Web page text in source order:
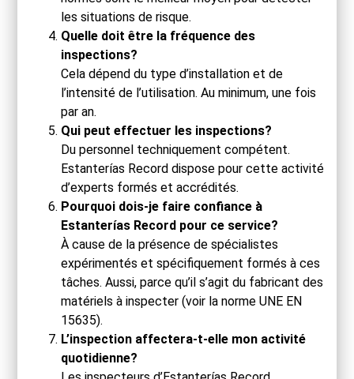
les situations de risque.
Quelle doit être la fréquence des
inspections?
Cela dépend du type d’installation et de
l’intensité de l’utilisation. Au minimum, une fois
par an.
Qui peut effectuer les inspections?
Du personnel techniquement compétent.
Estanterías Record dispose pour cette activité
d’experts formés et accrédités.
Pourquoi dois-je faire confiance à
Estanterías Record pour ce service?
À cause de la présence de spécialistes
expérimentés et spécifiquement formés à ces
tâches. Aussi, parce qu’il s’agit du fabricant des
matériels à inspecter (voir la norme UNE EN
15635).
L’inspection affectera-t-elle mon activité
quotidienne?